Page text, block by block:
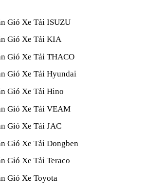
Gió Xe Tải ISUZU
Gió Xe Tải KIA
Gió Xe Tải THACO
Gió Xe Tải Hyundai
Gió Xe Tải Hino
Gió Xe Tải VEAM
Gió Xe Tải JAC
Gió Xe Tải Dongben
Gió Xe Tải Teraco
Gió Xe Toyota